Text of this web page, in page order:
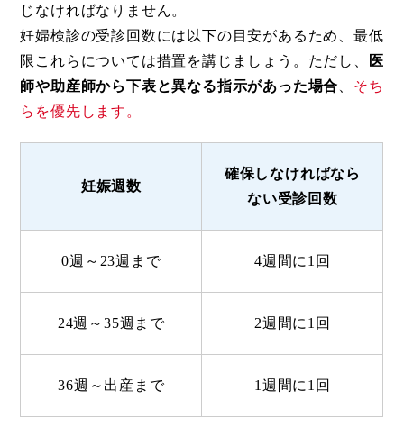
じなければなりません。
妊婦検診の受診回数には以下の目安があるため、最低
限これらについては措置を講じましょう。ただし、
医
師や助産師から下表と異なる指示があった場合
そち
らを優先します。
妊娠週数
確保しなければなら
ない受診回数
0週～23週まで 4週間に1回
24週～35週まで 2週間に1回
36週～出産まで 1週間に1回